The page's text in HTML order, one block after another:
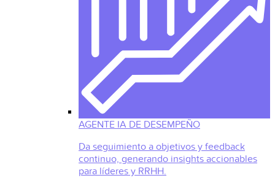
AGENTE IA DE DESEMPEÑO
Da seguimiento a objetivos y feedback
continuo, generando insights accionables
para líderes y RRHH.